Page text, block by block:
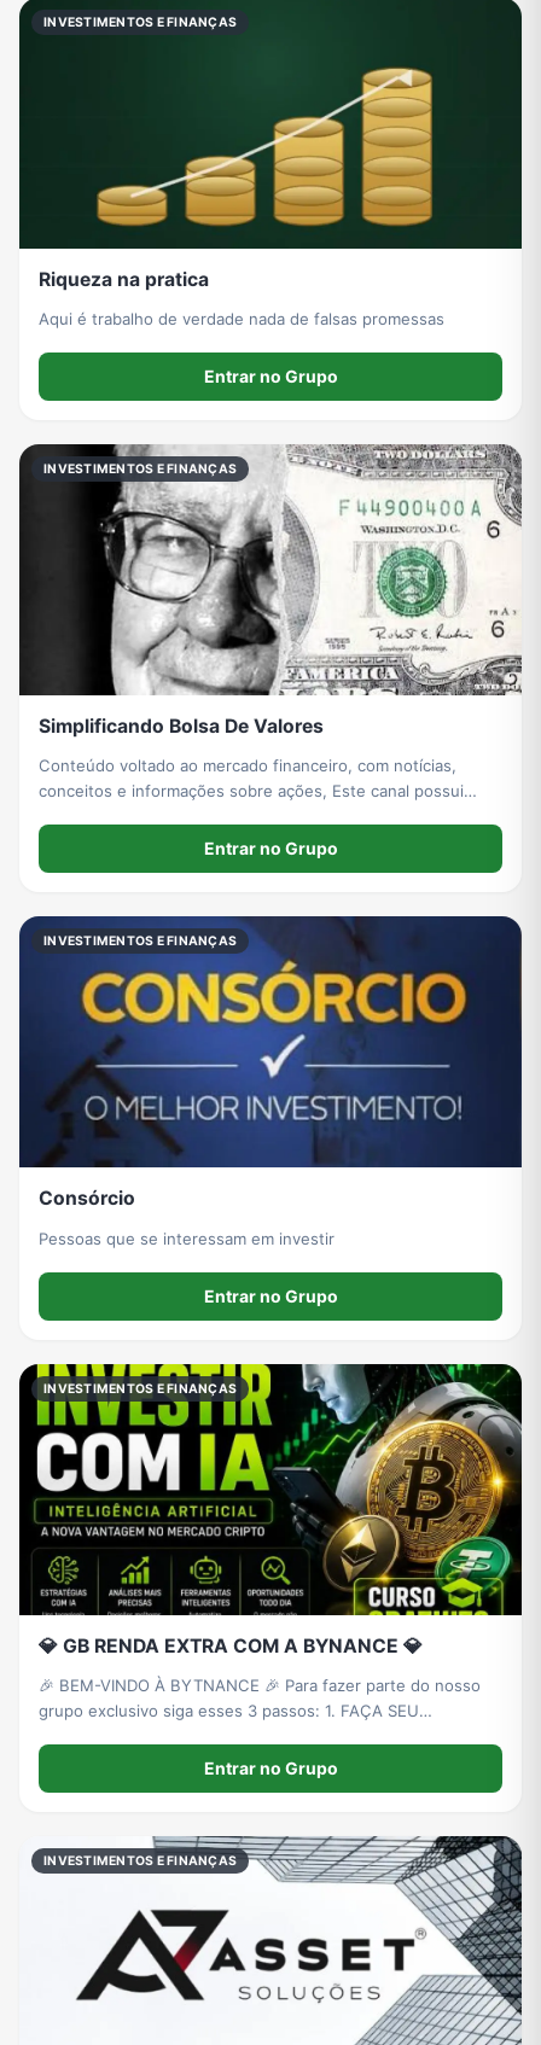
INVESTIMENTOS E FINANÇAS
Riqueza na pratica
Aqui é trabalho de verdade nada de falsas promessas
Entrar no Grupo
INVESTIMENTOS E FINANÇAS
Simplificando Bolsa De Valores
Conteúdo voltado ao mercado financeiro, com notícias,
conceitos e informações sobre ações, Este canal possui
constituindo recomendação de compra ou venda de ativos.
Entrar no Grupo
INVESTIMENTOS E FINANÇAS
Consórcio
Pessoas que se interessam em investir
Entrar no Grupo
INVESTIMENTOS E FINANÇAS
💎 GB RENDA EXTRA COM A BYNANCE 💎
🎉 BEM-VINDO À BYTNANCE 🎉 Para fazer parte do nosso
grupo exclusivo siga esses 3 passos: 1. FAÇA SEU
https://app.bytnance.com/u/edlomax
Entrar no Grupo
INVESTIMENTOS E FINANÇAS